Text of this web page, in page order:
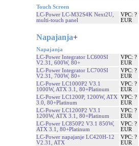
Touch Screen
LC-Power LC-M32S4K Next2U,
multi-touch panel
VPC: ?
EUR
Napajanja+
Napajanja
LC-Power Integrator LC600SI
V2.31, 600W, 80+
VPC: ?
EUR
LC-Power Integrator LC700SI
V2.31, 700W, 80+
VPC: ?
EUR
LC-Power LC1000P2 V3.1
1000W, ATX 3.1, 80+Platinum
VPC: ?
EUR
LC-Power LC1200P, 1200W, ATX
3.0, 80+Platinum
VPC: ?
EUR
LC-Power LC1200P2 V3.1
1200W, ATX 3.1, 80+Platinum
VPC: ?
EUR
LC-Power LC850P2 V3.1 850W,
ATX 3.1, 80+Platinum
VPC: ?
EUR
LC-Power napajanje LC420H-12
V2.31, ATX
VPC: ?
EUR